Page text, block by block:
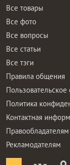
Все товары
Все фото
Все вопросы
Все статьи
Все тэги
Правила общения
Политика
Контактная
Правообладателям
Рекламодателям